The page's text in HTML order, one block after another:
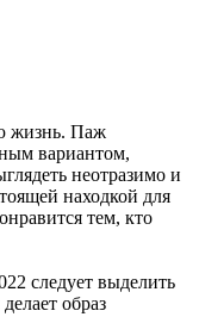
жизнь. Паж
вариантом,
неотразимо и
находкой для
тем, кто
следует выделить
образ